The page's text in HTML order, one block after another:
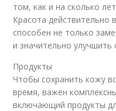
том, как и на сколько
Красота действительно
способен не только
и значительно улучшить
Продукты
Чтобы сохранить кожу
время, важен
включающий продукты